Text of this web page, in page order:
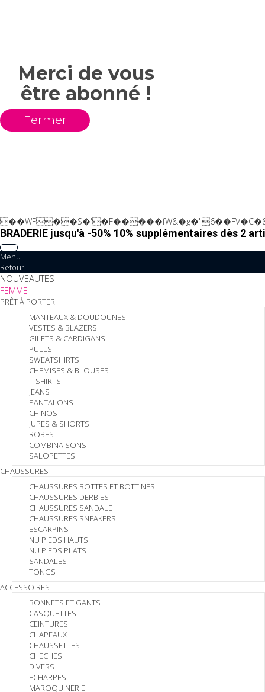
Merci de vous
être abonné !
Fermer
BRADERIE jusqu'à -50% 10% supplémentaires dès 2
Menu
Retour
NOUVEAUTES
FEMME
PRÊT À PORTER
MANTEAUX & DOUDOUNES
VESTES & BLAZERS
GILETS & CARDIGANS
PULLS
SWEATSHIRTS
CHEMISES & BLOUSES
T-SHIRTS
JEANS
PANTALONS
CHINOS
JUPES & SHORTS
ROBES
COMBINAISONS
SALOPETTES
CHAUSSURES
CHAUSSURES BOTTES ET BOTTINES
CHAUSSURES DERBIES
CHAUSSURES SANDALE
CHAUSSURES SNEAKERS
ESCARPINS
NU PIEDS HAUTS
NU PIEDS PLATS
SANDALES
TONGS
ACCESSOIRES
BONNETS ET GANTS
CASQUETTES
CEINTURES
CHAPEAUX
CHAUSSETTES
CHECHES
DIVERS
ECHARPES
MAROQUINERIE